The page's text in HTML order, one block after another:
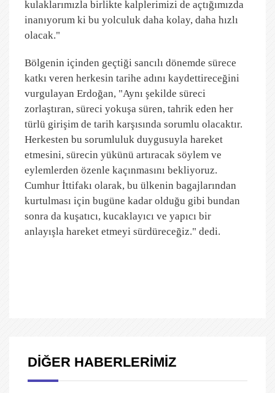
kulaklarımızla birlikte kalplerimizi de açtığımızda
inanıyorum ki bu yolculuk daha kolay, daha hızlı
olacak."
Bölgenin içinden geçtiği sancılı dönemde sürece
katkı veren herkesin tarihe adını kaydettireceğini
vurgulayan Erdoğan, "Aynı şekilde süreci
zorlaştıran, süreci yokuşa süren, tahrik eden her
türlü girişim de tarih karşısında sorumlu olacaktır.
Herkesten bu sorumluluk duygusuyla hareket
etmesini, sürecin yükünü artıracak söylem ve
eylemlerden özenle kaçınmasını bekliyoruz.
Cumhur İttifakı olarak, bu ülkenin bagajlarından
kurtulması için bugüne kadar olduğu gibi bundan
sonra da kuşatıcı, kucaklayıcı ve yapıcı bir
anlayışla hareket etmeyi sürdüreceğiz." dedi.
DİĞER HABERLERİMİZ